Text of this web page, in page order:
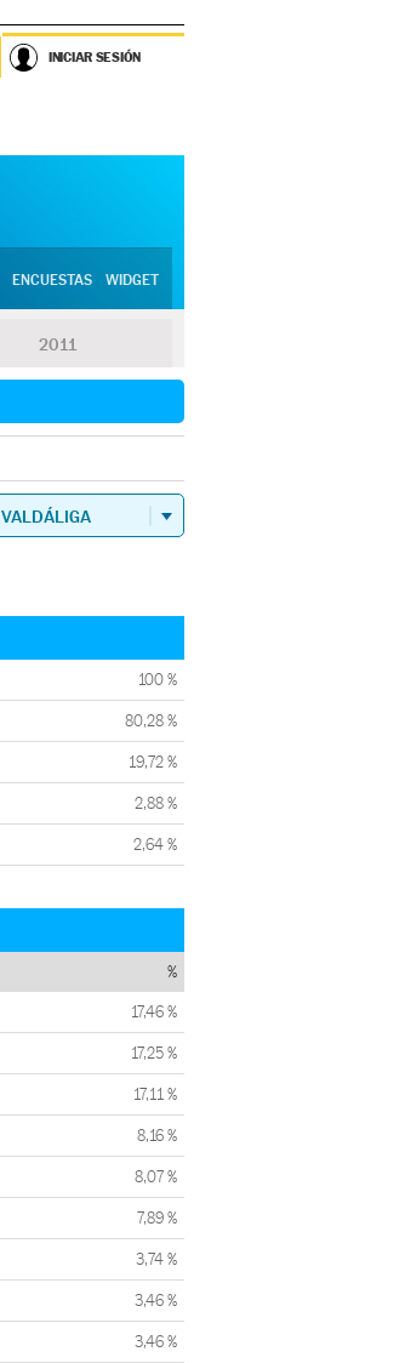
INICIAR SESIÓN
ENCUESTAS WIDGET
2011
100 %
80,28 %
19,72 %
2,88 %
2,64 %
%
17,46 %
17,25 %
17,11 %
8,16 %
8,07 %
7,89 %
3,74 %
3,46 %
3,46 %